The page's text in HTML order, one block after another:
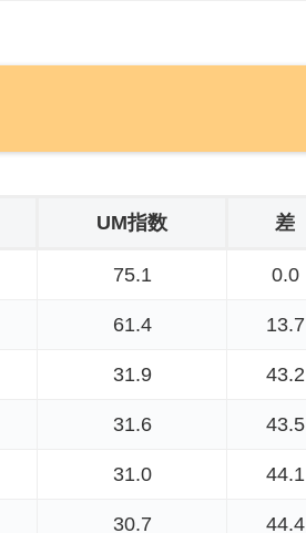
UM指数 差
75.1 0.0
61.4 13.7
31.9 43.2
31.6 43.5
31.0 44.1
30.7 44.4